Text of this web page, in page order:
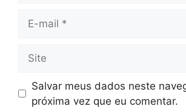
mail
Salvar meus dados neste
próxima vez que eu comentar.